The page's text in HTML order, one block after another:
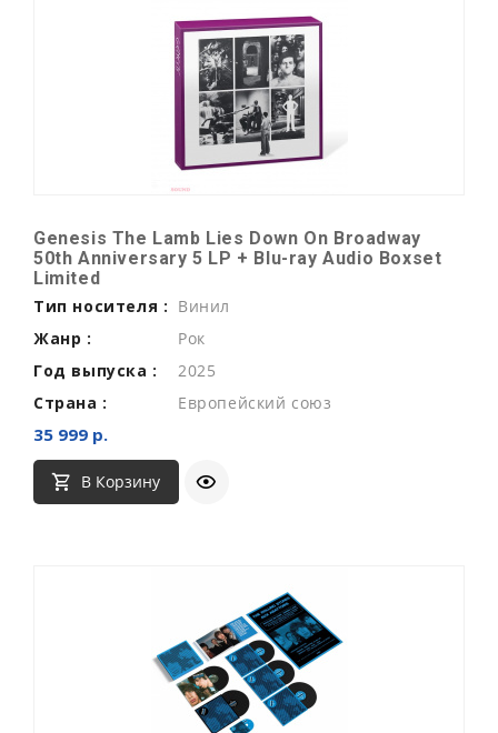
Genesis The Lamb Lies Down On Broadway
50th Anniversary 5 LP + Blu-ray Audio Boxset
Limited
Тип носителя : Винил
Жанр :
Рок
Год выпуска :
2025
Страна :
Европейский союз
35 999 р.
В Корзину